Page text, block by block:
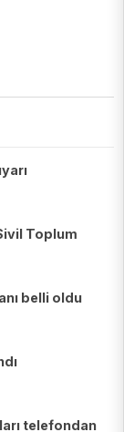
Toplum
belli oldu
telefondan